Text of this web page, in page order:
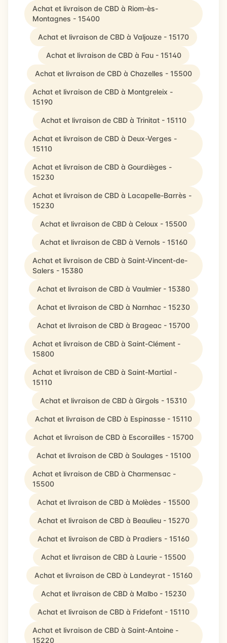
Achat et livraison de CBD à Riom-ès-
Montagnes - 15400
Achat et livraison de CBD à Valjouze - 15170
Achat et livraison de CBD à Fau - 15140
Achat et livraison de CBD à Chazelles - 15500
Achat et livraison de CBD à Montgreleix -
15190
Achat et livraison de CBD à Trinitat - 15110
Achat et livraison de CBD à Deux-Verges -
15110
Achat et livraison de CBD à Gourdièges -
15230
Achat et livraison de CBD à Lacapelle-Barrès -
15230
Achat et livraison de CBD à Celoux - 15500
Achat et livraison de CBD à Vernols - 15160
Achat et livraison de CBD à Saint-Vincent-de-
Salers - 15380
Achat et livraison de CBD à Vaulmier - 15380
Achat et livraison de CBD à Narnhac - 15230
Achat et livraison de CBD à Brageac - 15700
Achat et livraison de CBD à Saint-Clément -
15800
Achat et livraison de CBD à Saint-Martial -
15110
Achat et livraison de CBD à Girgols - 15310
Achat et livraison de CBD à Espinasse - 15110
Achat et livraison de CBD à Escorailles - 15700
Achat et livraison de CBD à Soulages - 15100
Achat et livraison de CBD à Charmensac -
15500
Achat et livraison de CBD à Molèdes - 15500
Achat et livraison de CBD à Beaulieu - 15270
Achat et livraison de CBD à Pradiers - 15160
Achat et livraison de CBD à Laurie - 15500
Achat et livraison de CBD à Landeyrat - 15160
Achat et livraison de CBD à Malbo - 15230
Achat et livraison de CBD à Fridefont - 15110
Achat et livraison de CBD à Saint-Antoine -
15220